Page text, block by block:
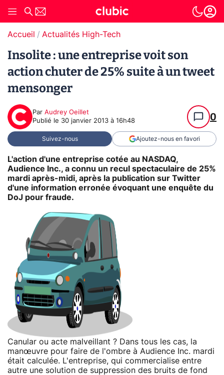
Accueil Actualités High-Tech
Insolite : une entreprise voit son
action chuter de 25% suite à un tweet
mensonger
Par Audrey Oeillet
Publié le 30 janvier 2013 à 16h48 0
Suivez-nous Ajoutez-nous en favori
L'action d'une entreprise cotée au NASDAQ,
Audience Inc., a connu un recul spectaculaire de 25%
mardi après-midi, après la publication sur Twitter
d'une information erronée évoquant une enquête du
DoJ pour fraude.
Canular ou acte malveillant ? Dans tous les cas, la
manœuvre pour faire de l'ombre à Audience Inc. mardi
était calculée. L'entreprise, qui commercialise entre
autre une solution de suppression des bruits de fond